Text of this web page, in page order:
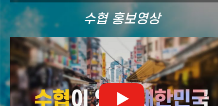
시작해 보겠습니다. ✨ 한치는 오징어와 비슷해서 혼동하기
쉬운 연체류 중 하나에요. 하지만 한치와 오징어는 사실
간단히 구분할 수 있는데요. 한치는 오징어에 비해 몸통이
길쭉하고, 다리가 사람 손가락만큼 짧아요. '한치'라는 이름도
사실 다리가 한 치(약 3cm) 남짓하다는 데서 유래했다고
해요. 한치의 공식적인 이름은 한치가 아닌 창꼴뚜기 또는
화살꼴뚜기랍니다! 화살오징어 혹은 창오.......
fnctId=imageSlide,fnctNo=42
유튜브( 개) 수협 홍보영상